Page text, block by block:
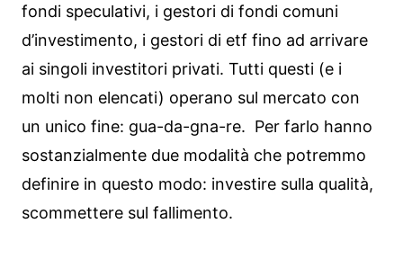
fondi speculativi, i gestori di fondi comuni
d’investimento, i gestori di etf fino ad arrivare
ai singoli investitori privati. Tutti questi (e i
molti non elencati) operano sul mercato con
un unico fine: gua-da-gna-re. Per farlo hanno
sostanzialmente due modalità che potremmo
definire in questo modo: investire sulla qualità,
scommettere sul fallimento.